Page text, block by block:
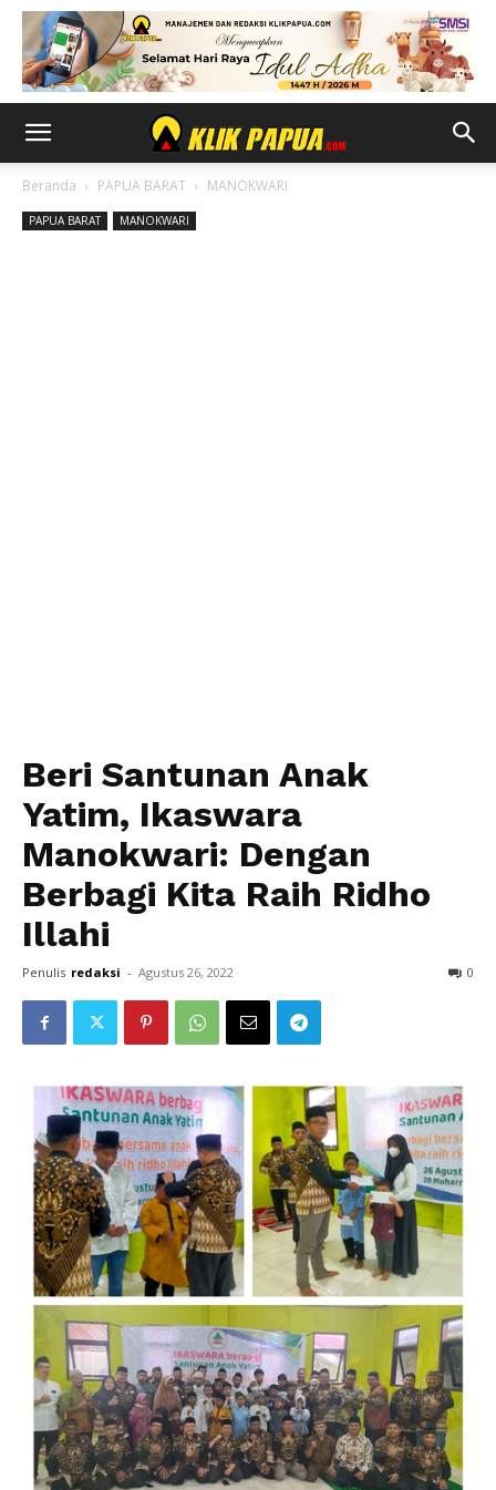
Beranda PAPUA BARAT MANOKWARI
PAPUA BARAT MANOKWARI
Beri Santunan Anak
Yatim, Ikaswara
Manokwari: Dengan
Berbagi Kita Raih Ridho
Illahi
Penulis redaksi - Agustus 26, 2022 0